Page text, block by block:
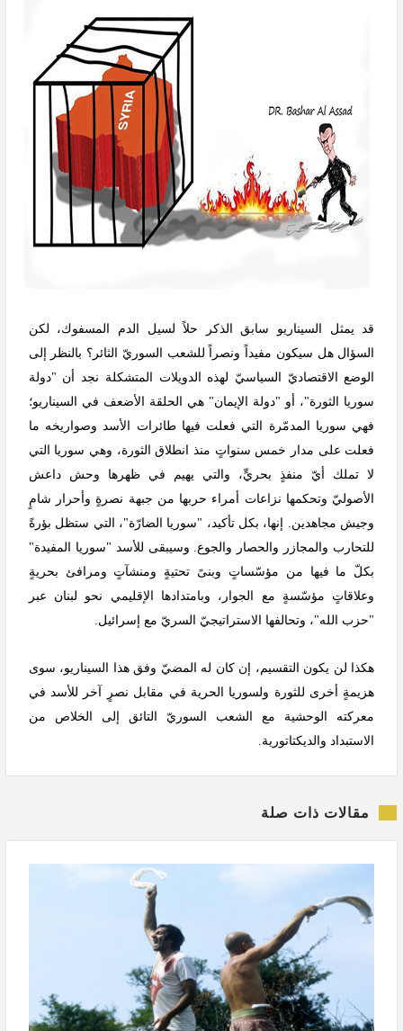
قد يمثل السيناريو سابق الذكر حلاً لسيل الدم المسفوك، لكن
السؤال هل سيكون مفيداً ونصراً للشعب السوريّ الثائر؟ بالنظر إلى
الوضع الاقتصاديّ السياسيّ لهذه الدويلات المتشكلة نجد أن "دولة
سوريا الثورة"، أو "دولة الإيمان" هي الحلقة الأضعف في السيناريو؛
فهي سوريا المدمّرة التي فعلت فيها طائرات الأسد وصواريخه ما
فعلت على مدار خمس سنواتٍ منذ انطلاق الثورة، وهي سوريا التي
لا تملك أيّ منفذٍ بحريٍّ، والتي يهيم في ظهرها وحش داعش
الأصوليّ وتحكمها نزاعات أمراء حربها من جبهة نصرةٍ وأحرار شامٍ
وجيش مجاهدين. إنها، بكل تأكيد، "سوريا الضارّة"، التي ستظل بؤرةً
للتحارب والمجازر والحصار والجوع. وسيبقى للأسد "سوريا المفيدة"
بكلّ ما فيها من مؤسّساتٍ وبنىً تحتيةٍ ومنشآتٍ ومرافئ بحريةٍ
وعلاقاتٍ مؤسّسةٍ مع الجوار، وبامتدادها الإقليمي نحو لبنان عبر
"حزب الله"، وتحالفها الاستراتيجيّ السريّ مع إسرائيل.
هكذا لن يكون التقسيم، إن كان له المضيّ وفق هذا السيناريو، سوى
هزيمةٍ أخرى للثورة ولسوريا الحرية في مقابل نصرٍ آخر للأسد في
معركته الوحشية مع الشعب السوريّ التائق إلى الخلاص من
الاستبداد والديكتاتورية.
مقالات ذات صلة